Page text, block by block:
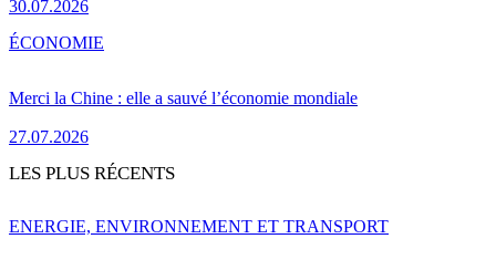
30.07.2026
Merci la Chine : elle a sauvé l’économie mondiale
27.07.2026
ÉCONOMIE
LES PLUS RÉCENTS
ENERGIE, ENVIRONNEMENT ET TRANSPORT